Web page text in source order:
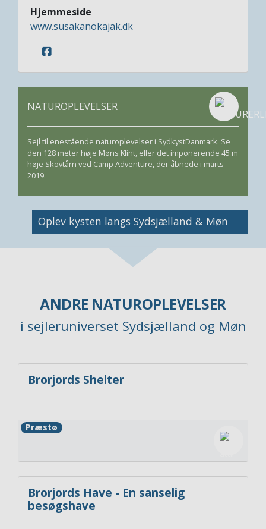
Hjemmeside
www.susakanokajak.dk
NATUROPLEVELSER
Sejl til enestående naturoplevelser i SydkystDanmark. Se
den 128 meter høje Møns Klint, eller det imponerende 45 m
høje Skovtårn ved Camp Adventure, der åbnede i marts
2019.
Image
Oplev kysten langs Sydsjælland & Møn
ANDRE NATUROPLEVELSER
i sejleruniverset Sydsjælland og Møn
Brorjords Shelter
Præstø
Brorjords Have - En sanselig
besøgshave